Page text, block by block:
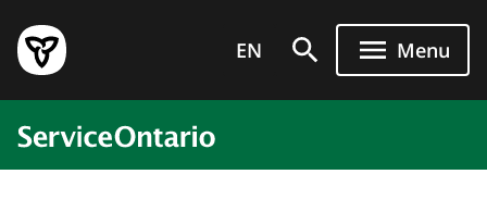
au
contenu
principal
Page
d'accueil
gouvernement
de
l'Ontario
EN Menu
ServiceOntario